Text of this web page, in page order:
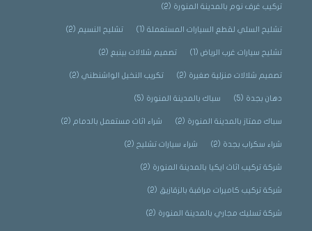
تركيب غرف نوم بالمدينة المنورة (2)
تشليح السلي لقطع السيارات المستعملة(1) تشليح النسيم (2)
تشليح سيارات غرب الرياض(1) تصميم شلالات بينبع (2)
تصميم شلالات منزلية صغيرة (2) تكريب النخيل الواشنطني(2)
دهان بجدة (5) سباك بالمدينة المنورة (5)
سباك ممتاز بالمدينة المنورة (2) شراء اثاث مستعمل بالدمام (2)
شراء سكراب بجدة (2) شراء سيارات تشليح (2)
شركة تركيب اثاث ايكيا بالمدينة المنورة (2)
شركة تركيب كاميرات مراقبة بالزقازيق (2)
شركة تسليك مجاري بالمدينة المنورة (2)